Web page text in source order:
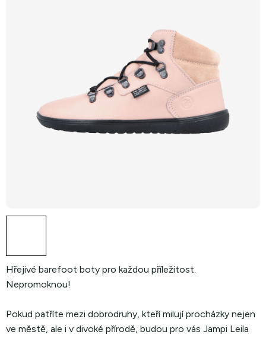
Hřejivé barefoot boty pro každou příležitost.
Nepromoknou!
Pokud patříte mezi dobrodruhy, kteří milují procházky nejen
ve městě, ale i v divoké přírodě, budou pro vás Jampi Leila